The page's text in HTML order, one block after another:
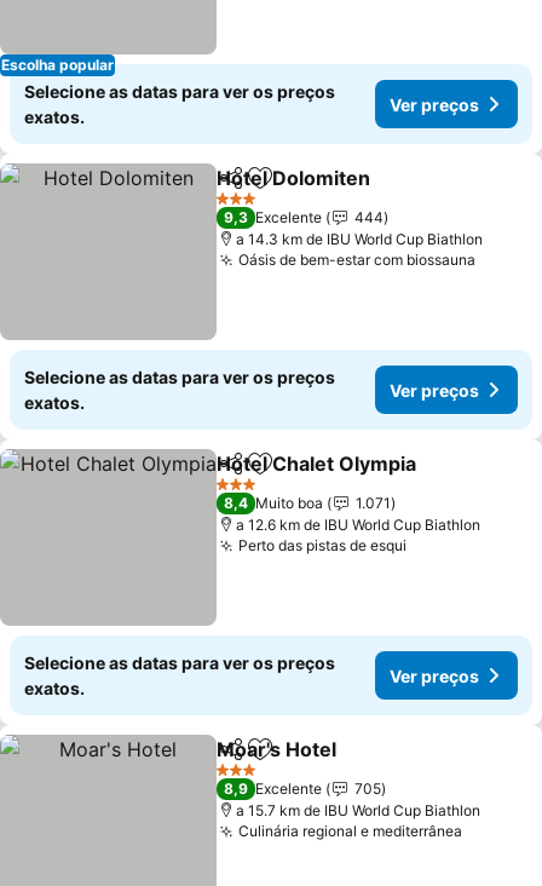
Escolha popular
Selecione as datas para ver os preços
exatos.
Ver preços
PartilharAdicionar aos favoritos
Hotel Dolomiten
3 Estrelas
9,3 Excelente
444
a 14.3 km de IBU World Cup Biathlon
Oásis de bem-estar com biossauna
Selecione as datas para ver os preços
exatos.
Ver preços
PartilharAdicionar aos favoritos
Hotel Chalet Olympia
3 Estrelas
8,4 Muito boa
1.071
a 12.6 km de IBU World Cup Biathlon
Perto das pistas de esqui
Selecione as datas para ver os preços
exatos.
Ver preços
PartilharAdicionar aos favoritos
Moar's Hotel
3 Estrelas
8,9 Excelente
705
a 15.7 km de IBU World Cup Biathlon
Culinária regional e mediterrânea